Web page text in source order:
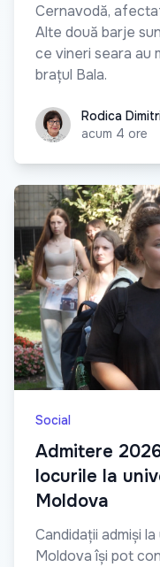
Cernavodă,
Alte două barje
ce vineri seara au
brațul Bala.
Rodica Dimitriu
Rodica
acum 4 ore
Social
Admitere
locurile la
Moldova
Candidații admiși
Moldova își pot